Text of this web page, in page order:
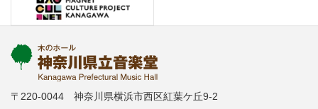
〒220-0044 神奈川県横浜市西区紅葉ケ丘9-2